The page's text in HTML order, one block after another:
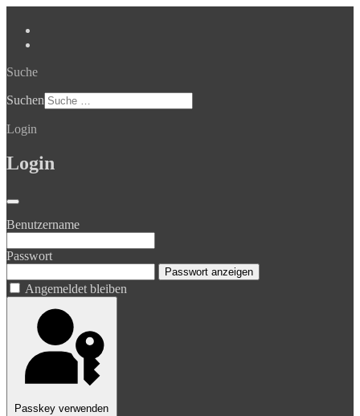
Suche
Suchen
Login
Login
Benutzername
Passwort
Passwort anzeigen
Angemeldet bleiben
Passkey verwenden